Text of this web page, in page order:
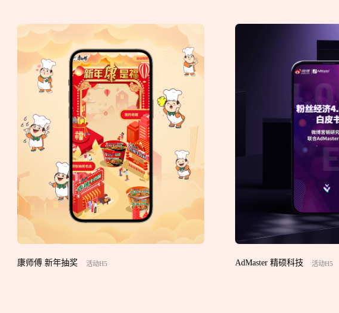
预约我们的数字化专家
1v1为您提供服务
我们将为您提供量身定制的个性化服务，包括竞品观察，行业数据分析实施方案及对应预算等
您需要： 网站建设 数字产品研发 品牌设计
您希望： 预约面谈 在线视频会议
康师傅 新年抽奖 活动H5 AdMaster 精硕科技 活动H5